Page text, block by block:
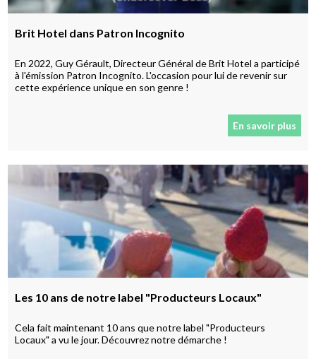
Brit Hotel dans Patron Incognito
En 2022, Guy Gérault, Directeur Général de Brit Hotel a participé
à l'émission Patron Incognito. L'occasion pour lui de revenir sur
cette expérience unique en son genre !
En savoir plus
Les 10 ans de notre label "Producteurs Locaux"
Cela fait maintenant 10 ans que notre label "Producteurs
Locaux" a vu le jour. Découvrez notre démarche !